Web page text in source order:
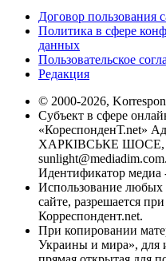
Договор пользования
Политика в сфере
данных
Пользовательское
Редакция
© 2000-2026,
Субъект в сфере
«КореспонденТ.net»
ХАРКІВСЬКЕ ШОСЕ,
Идентификатор медиа
Использование любых
сайте, разрешается
Корреспондент.net.
При копировании
Украины и мира», для